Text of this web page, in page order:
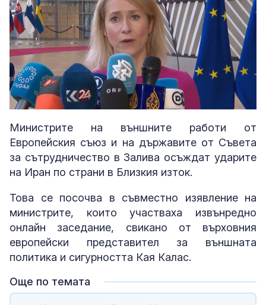
Loaded
100.00%
Министрите на външните работи от
Европейския съюз и на държавите от Съвета
за сътрудничество в Залива осъждат ударите
на Иран по страни в Близкия изток.
Това се посочва в съвместно изявление на
министрите, които участваха извънредно
онлайн заседание, свикано от върховния
европейски представител за външната
политика и сигурността Кая Калас.
Още по темата